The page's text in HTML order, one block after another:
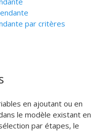
par critères
en ajoutant ou en
le modèle existant en
par étapes, le